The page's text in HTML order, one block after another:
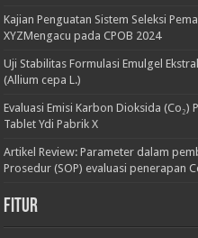
Kajian Penguatan Sistem Seleksi
XYZMengacu pada CPOB 2024
Uji Stabilitas Formulasi Emulgel
(Allium cepa L.)
Evaluasi Emisi Karbon Dioksida
Tablet Ydi Pabrik X
Artikel Review: Parameter dalam
Prosedur (SOP) evaluasi penerapan
Fitur